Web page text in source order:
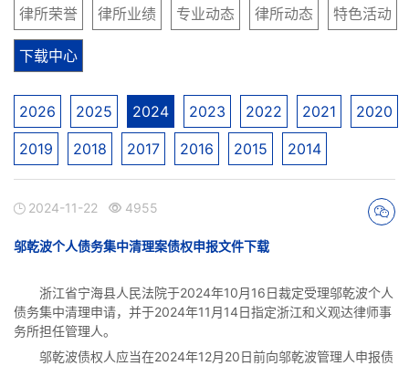
律所荣誉 律所业绩 专业动态 律所动态 特色活动
下载中心
2026 2025 2024 2023 2022 2021 2020
2019 2018 2017 2016 2015 2014
2024-11-22  4955 
邬乾波个人债务集中清理案债权申报文件下载
浙江省宁海县人民法院于2024年10月16日裁定受理邬乾波个人
债务集中清理申请，并于2024年11月14日指定浙江和义观达律师事
务所担任管理人。
邬乾波债权人应当在2024年12月20日前向邬乾波管理人申报债